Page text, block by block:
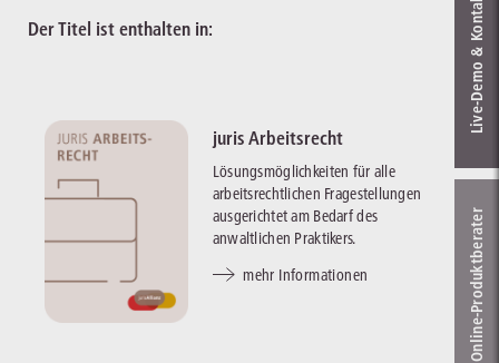
Der Titel ist enthalten in:
juris Arbeitsrecht
Lösungsmöglichkeiten für alle
arbeitsrechtlichen Fragestellungen
ausgerichtet am Bedarf des
anwaltlichen Praktikers.
mehr Informationen
Live‑Demo & Kontakt
Online-Produkt­berater